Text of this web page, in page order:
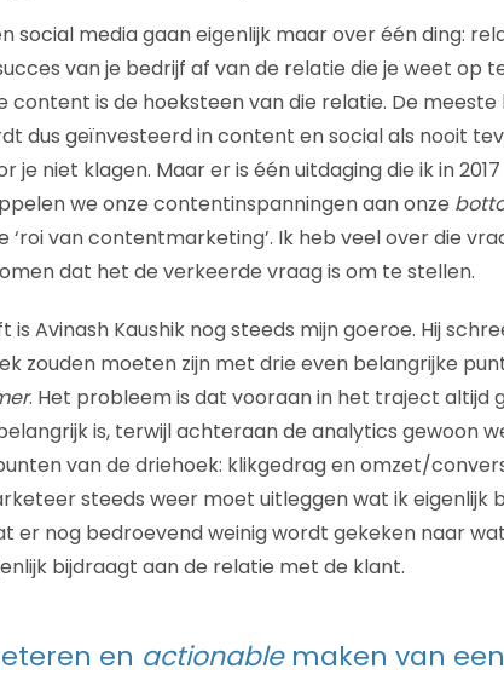
social media gaan eigenlijk maar over één ding:
van je bedrijf af van de relatie die je weet op
is de hoeksteen van die relatie. De
dus geïnvesteerd in content en social als nooit
je niet klagen. Maar er is één uitdaging die ik in
we onze contentinspanningen aan onze
‘roi van contentmarketing’. Ik heb veel over die
dat het de verkeerde vraag is om te stellen.
Avinash Kaushik nog steeds mijn goeroe. Hij
zouden moeten zijn met drie even belangrijke
. Het probleem is dat vooraan in het traject altijd
is, terwijl achteraan de analytics gewoon
van de driehoek: klikgedrag en omzet/
steeds weer moet uitleggen wat ik eigenlijk
er nog bedroevend weinig wordt gekeken naar
bijdraagt aan de relatie met de klant.
en actionablemaken van